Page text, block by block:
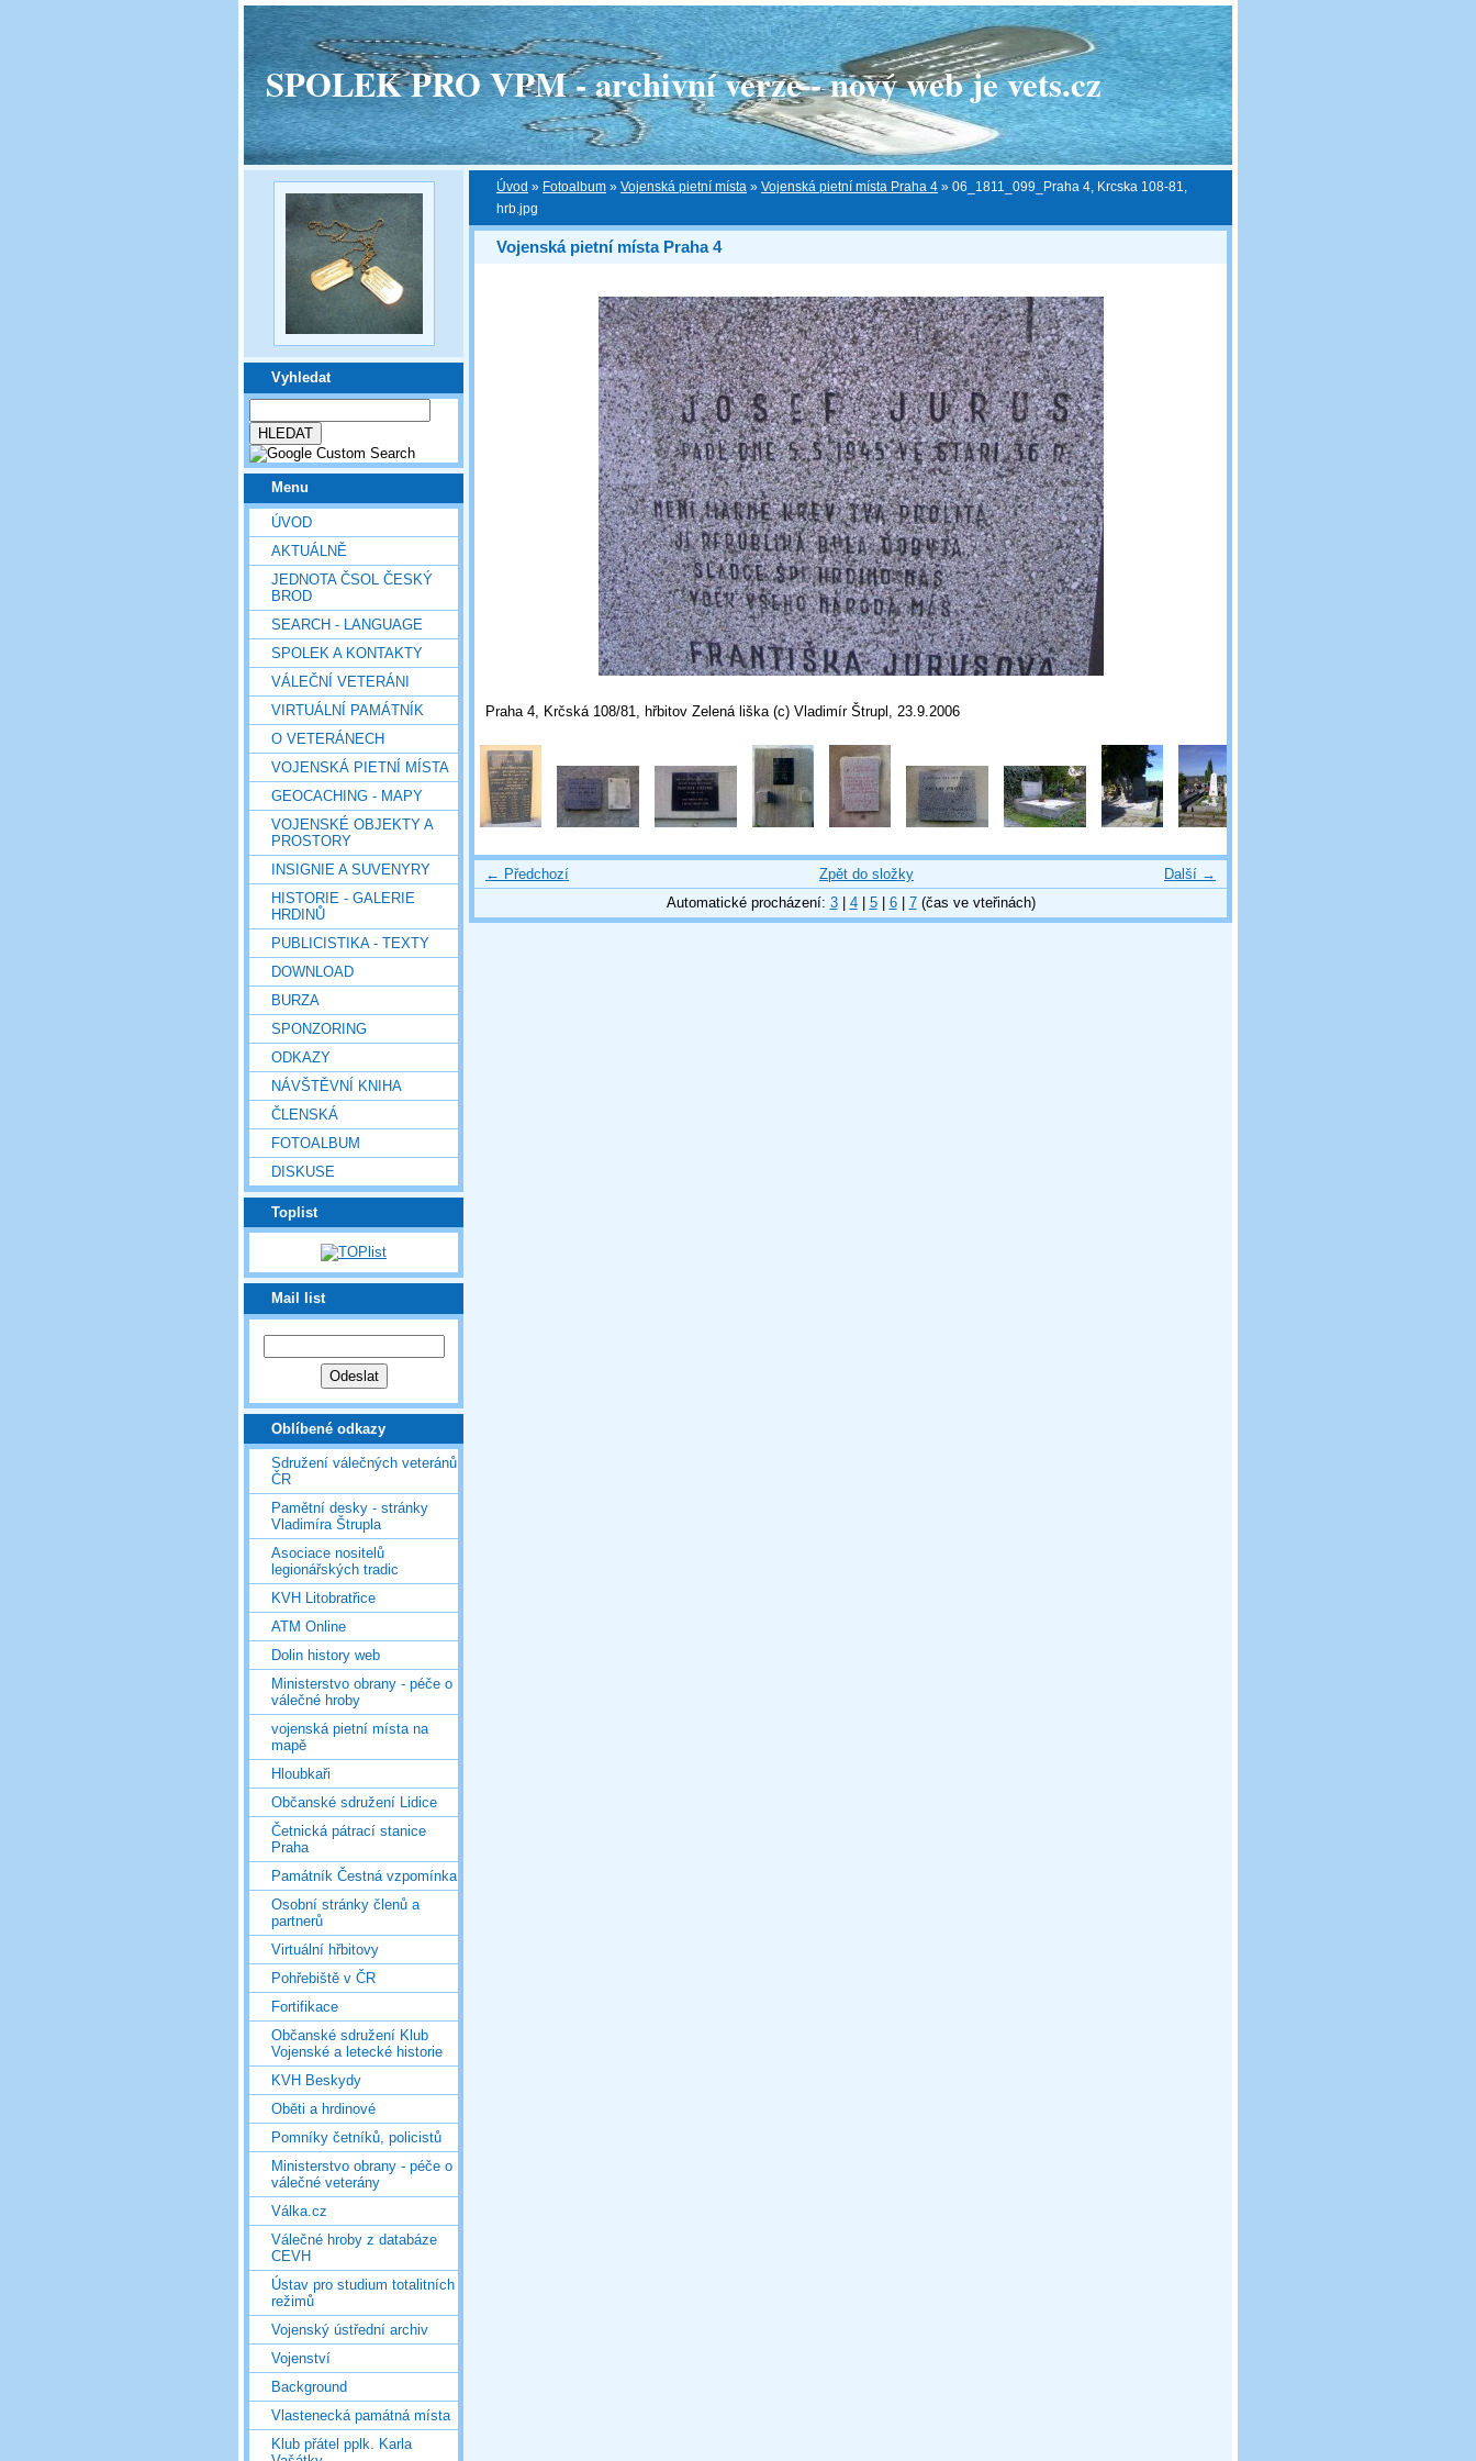
SPOLEK PRO VPM - archivní verze - nový web je vets.cz
Vyhledat
Menu
ÚVOD
AKTUÁLNĚ
JEDNOTA ČSOL ČESKÝ
BROD
SEARCH - LANGUAGE
SPOLEK A KONTAKTY
VÁLEČNÍ VETERÁNI
VIRTUÁLNÍ PAMÁTNÍK
O VETERÁNECH
VOJENSKÁ PIETNÍ MÍSTA
GEOCACHING - MAPY
VOJENSKÉ OBJEKTY A
PROSTORY
INSIGNIE A SUVENYRY
HISTORIE - GALERIE
HRDINŮ
PUBLICISTIKA - TEXTY
DOWNLOAD
BURZA
SPONZORING
ODKAZY
NÁVŠTĚVNÍ KNIHA
ČLENSKÁ
FOTOALBUM
DISKUSE
Toplist
Mail list
Oblíbené odkazy
Sdružení válečných veteránů
ČR
Pamětní desky - stránky
Vladimíra Štrupla
Asociace nositelů
legionářských tradic
KVH Litobratřice
ATM Online
Dolin history web
Ministerstvo obrany - péče o
válečné hroby
vojenská pietní místa na
mapě
Hloubkaři
Občanské sdružení Lidice
Četnická pátrací stanice
Praha
Památník Čestná vzpomínka
Osobní stránky členů a
partnerů
Virtuální hřbitovy
Pohřebiště v ČR
Fortifikace
Občanské sdružení Klub
Vojenské a letecké historie
KVH Beskydy
Oběti a hrdinové
Pomníky četníků, policistů
Ministerstvo obrany - péče o
válečné veterány
Válka.cz
Válečné hroby z databáze
CEVH
Ústav pro studium totalitních
režimů
Vojenský ústřední archiv
Vojenství
Background
Vlastenecká památná místa
Klub přátel pplk. Karla
Úvod » Fotoalbum » Vojenská pietní místa » Vojenská pietní místa Praha 4 » 06_1811_099_Praha 4, Krcska 108-81,
hrb.jpg
Vojenská pietní místa Praha 4
Praha 4, Krčská 108/81, hřbitov Zelená liška (c) Vladimír Štrupl, 23.9.2006
← Předchozí Další →
Zpět do složky
Automatické procházení: 3| 4| 5| 6| 7(čas ve vteřinách)